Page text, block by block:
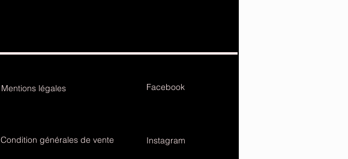
Mentions légales Facebook
Condition générales de vente Instagram